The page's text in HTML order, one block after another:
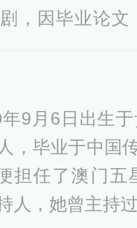
，因毕业论
文电视台评为“
综艺》、《
术清单》等节
佳优秀播音
最佳电视节目
受大学生瞩目
9月6日出生
，毕业于中国
担任了澳门五
人，她曾主持